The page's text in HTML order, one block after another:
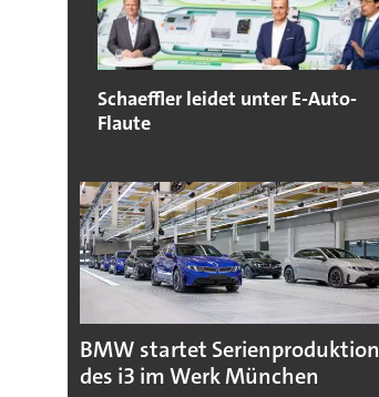
Schaeffler leidet unter E-Auto-
Flaute
BMW startet Serienproduktion
des i3 im Werk München